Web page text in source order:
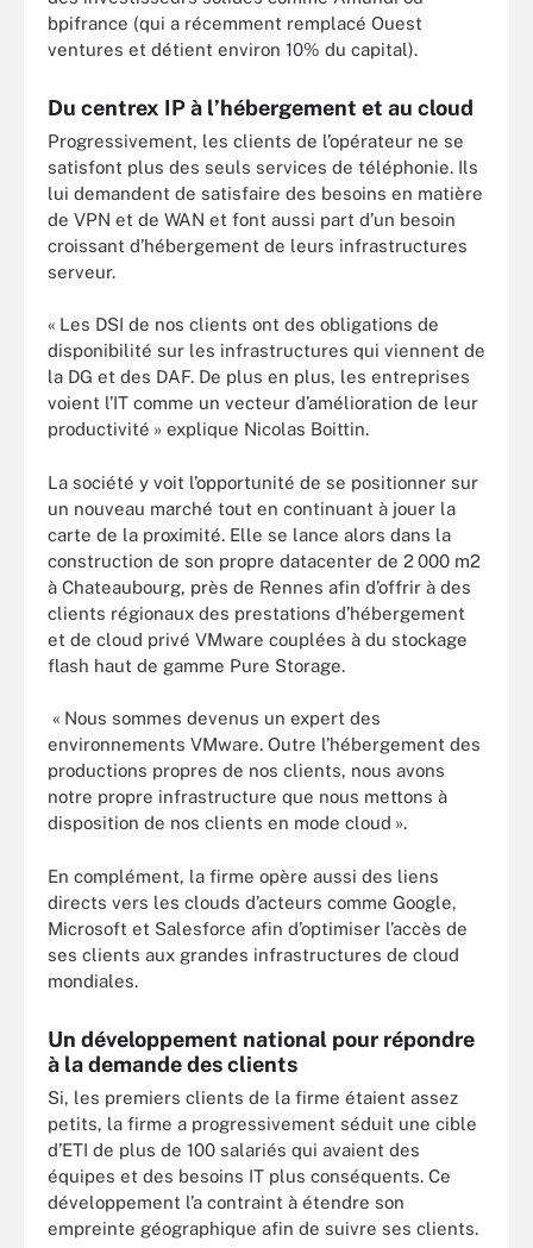
bpifrance (qui a récemment remplacé Ouest
ventures et détient environ 10% du capital).
Du centrex IP à l’hébergement et au cloud
Progressivement, les clients de l’opérateur ne se
satisfont plus des seuls services de téléphonie. Ils
lui demandent de satisfaire des besoins en matière
de VPN et de WAN et font aussi part d’un besoin
croissant d’hébergement de leurs infrastructures
serveur.
« Les DSI de nos clients ont des obligations de
disponibilité sur les infrastructures qui viennent de
la DG et des DAF. De plus en plus, les entreprises
voient l’IT comme un vecteur d’amélioration de leur
productivité » explique Nicolas Boittin.
La société y voit l’opportunité de se positionner sur
un nouveau marché tout en continuant à jouer la
carte de la proximité. Elle se lance alors dans la
construction de son propre datacenter de 2 000 m2
à Chateaubourg, près de Rennes afin d’offrir à des
clients régionaux des prestations d’hébergement
et de cloud privé VMware couplées à du stockage
flash haut de gamme Pure Storage.
« Nous sommes devenus un expert des
environnements VMware. Outre l’hébergement des
productions propres de nos clients, nous avons
notre propre infrastructure que nous mettons à
disposition de nos clients en mode cloud ».
En complément, la firme opère aussi des liens
directs vers les clouds d’acteurs comme Google,
Microsoft et Salesforce afin d’optimiser l’accès de
ses clients aux grandes infrastructures de cloud
mondiales.
Un développement national pour répondre
à la demande des clients
Si, les premiers clients de la firme étaient assez
petits, la firme a progressivement séduit une cible
d’ETI de plus de 100 salariés qui avaient des
équipes et des besoins IT plus conséquents. Ce
développement l’a contraint à étendre son
empreinte géographique afin de suivre ses clients.